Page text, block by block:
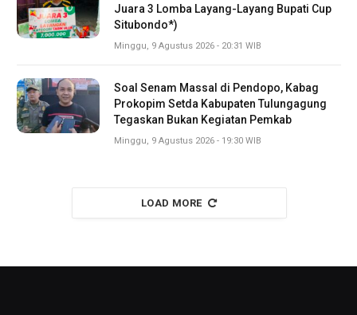
Juara 3 Lomba Layang-Layang Bupati Cup
Situbondo*)
Minggu, 9 Agustus 2026 - 20:31 WIB
Soal Senam Massal di Pendopo, Kabag
Prokopim Setda Kabupaten Tulungagung
Tegaskan Bukan Kegiatan Pemkab
Minggu, 9 Agustus 2026 - 19:30 WIB
LOAD MORE